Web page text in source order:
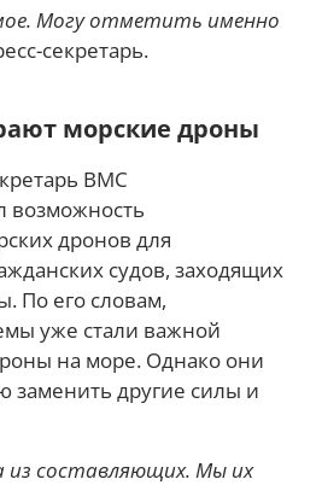
Могу отметить именно
секретарь.
морские дроны
ВМС
возможность
дронов для
судов, заходящих
По его словам,
уже стали важной
на море. Однако они
заменить другие силы и
составляющих. Мы их